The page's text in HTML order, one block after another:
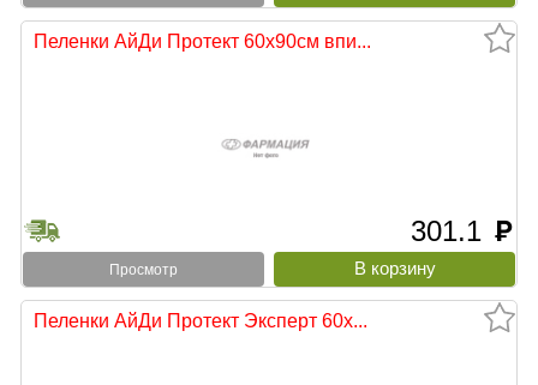
Пеленки АйДи Протект 60х90см впи...
301.1 руб
Просмотр
Пеленки АйДи Протект Эксперт 60х...